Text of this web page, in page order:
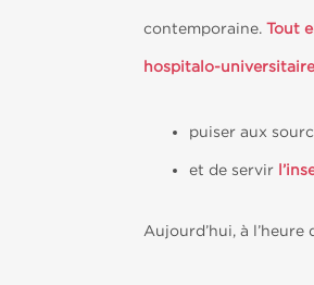
contemporaine. Tout
hospitalo-
puiser aux
et de servir
Aujourd’hui, à